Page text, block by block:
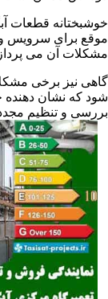
خوشبختانه قطعات
موقع برای سرویس و
مشکلات آن می
گاهی نیز برخی
شود که نشان دهنده
بررسی و تنظیم